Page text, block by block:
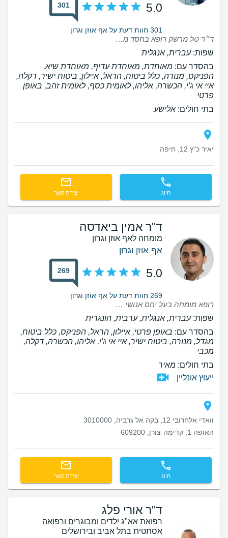
5.0
301
301 חוות דעת על אף אוזן וגרון
ד״ר טל מרשק רופא בחסד מתחשב,מרגיע,מסביר ונותן המון ביטחון. רופא מקצועי . בזכותו חזרתי לנשום כמו בן אדם. יישר כח!
שפות:עברית, אנגלית
בהסדר עם: מאוחדת, מאוחדת עדיף, מאוחדת שיא,
הפניקס, מנורה, כלל ביטוח, הראל, איילון, ביטוח ישיר, דקלה,
איי אי ג'י, הכשרה, אליהו, לאומית כסף, לאומית זהב, באופן
פרטי
בתי חולים:אלישע
יאיר כ"ץ 12, חיפה
חיוג יצירת קשר
ד"ר אמין ביאדסה
מומחה לאף אוזן וגרון
אף אוזן וגרון
5.0
269
269 חוות דעת על אף אוזן וגרון
רופא מומחה בעל יחס אנושי ביותר וגם מקצועי ביותר
שפות:עברית, אנגלית, ערבית, הונגרית
בהסדר עם: באופן פרטי, איילון, הראל, הפניקס, כלל ביטוח,
מגדל, מנורה, ביטוח ישיר, איי אי ג'י, אליהו, הכשרה, דקלה,
מכבי
בתי חולים: מאיר
ייעוץ אונליין
וואדי אלחרובי 12, בקה אל גרביה, 3010000
האופה 1, קדימה-צורן, 609200
חיוג יצירת קשר
ד"ר אורי פלג
רפואת אא"ג ילדים ומבוגרים ורפואה
אסתטית בתל אביב ובירושלים